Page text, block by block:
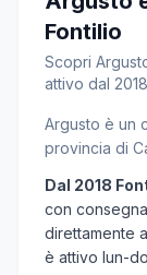
Fontilio
Scopri
attivo dal
Argusto è un
provincia di
Dal 2018
con
direttamente
è attivo lun-